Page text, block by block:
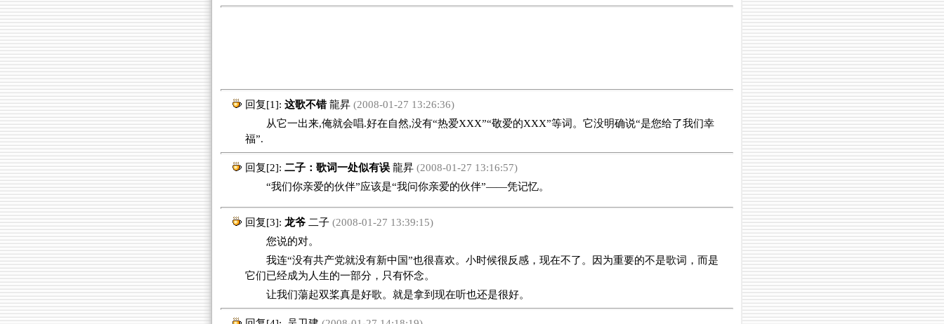
回复[1]: 这歌不错 龍昇(2008-01-27 13:26:36)
从它一出来,俺就会唱.好在自然,没有“热爱XXX”“敬爱的XXX”等词。它没明确说“是您给了我们幸
福”.
回复[2]: 二子：歌词一处似有误 龍昇(2008-01-27 13:16:57)
“我们你亲爱的伙伴”应该是“我问你亲爱的伙伴”——凭记忆。
回复[3]: 龙爷 二子(2008-01-27 13:39:15)
您说的对。
我连“没有共产党就没有新中国”也很喜欢。小时候很反感，现在不了。因为重要的不是歌词，而是
它们已经成为人生的一部分，只有怀念。
让我们蕩起双桨真是好歌。就是拿到现在听也还是很好。